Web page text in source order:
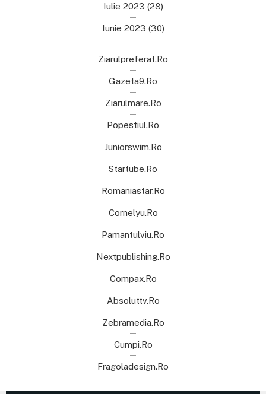
Iulie 2023 (28)
Iunie 2023 (30)
Ziarulpreferat.ro
Gazeta9.ro
Ziarulmare.ro
Popestiul.ro
Juniorswim.ro
Startube.ro
Romaniastar.ro
Cornelyu.ro
Pamantulviu.ro
Nextpublishing.ro
Compax.ro
Absoluttv.ro
Zebramedia.ro
Cumpi.ro
Fragoladesign.ro